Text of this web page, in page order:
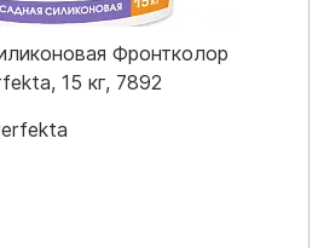
Фронтколор
15 кг, 7892